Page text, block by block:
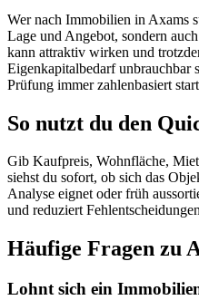
Wer nach Immobilien in Axams
Lage und Angebot, sondern
kann attraktiv wirken und
Eigenkapitalbedarf unbrauchbar
Prüfung immer zahlenbasiert
So nutzt du den
Gib Kaufpreis, Wohnfläche,
siehst du sofort, ob sich das
Analyse eignet oder früh
und reduziert
Häufige Fragen zu
Lohnt sich ein